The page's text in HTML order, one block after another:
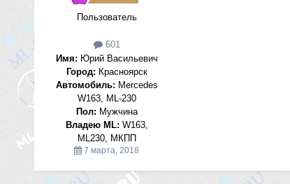
Пользователь
601
Имя: Юрий Васильевич
Город: Красноярск
Автомобиль: Mercedes
W163, ML-230
Пол: Мужчина
Владею ML: W163,
ML230, МКПП
7 марта, 2018